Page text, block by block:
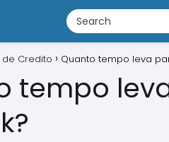
Credito Quanto tempo leva
tempo